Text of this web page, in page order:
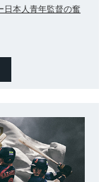
日本人青年監督の奮